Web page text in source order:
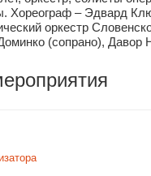
Хореограф – Эдвард
оркестр
(сопрано), Давор